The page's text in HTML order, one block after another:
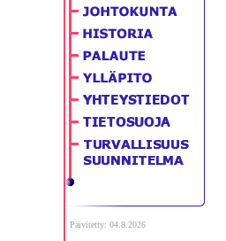
Päivitetty: 04.8.2026